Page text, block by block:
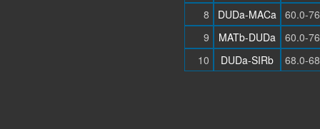
8
DUDa-MACa
60.0-
9
MATb-DUDa
60.0-
10
DUDa-SIRb 68.0-